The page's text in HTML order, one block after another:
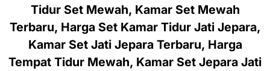
Tidur Set Mewah, Kamar Set Mewah
Terbaru, Harga Set Kamar Tidur Jati Jepara,
Kamar Set Jati Jepara Terbaru, Harga
Tempat Tidur Mewah, Kamar Set Jepara Jati